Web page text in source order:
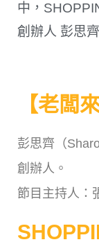
中，
創辦人 彭思
【老闆
彭思齊（
創辦人。
節目主持人：